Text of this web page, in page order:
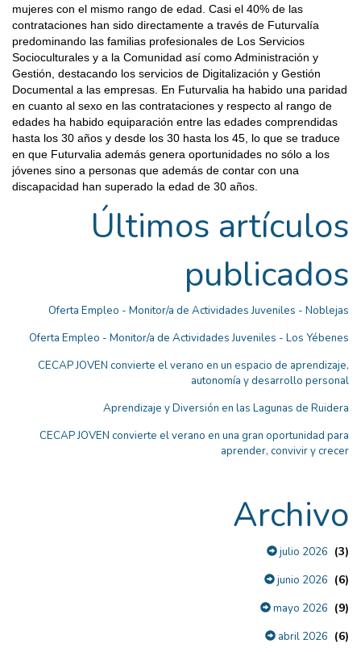
mujeres con el mismo rango de edad. Casi el 40% de las
contrataciones han sido directamente a través de Futurvalía
predominando las familias profesionales de Los Servicios
Socioculturales y a la Comunidad así como Administración y
Gestión, destacando los servicios de Digitalización y Gestión
Documental a las empresas. En Futurvalia ha habido una paridad
en cuanto al sexo en las contrataciones y respecto al rango de
edades ha habido equiparación entre las edades comprendidas
hasta los 30 años y desde los 30 hasta los 45, lo que se traduce
en que Futurvalia además genera oportunidades no sólo a los
jóvenes sino a personas que además de contar con una
discapacidad han superado la edad de 30 años.
Últimos artículos
publicados
Oferta Empleo - Monitor/a de Actividades Juveniles - Noblejas
Oferta Empleo - Monitor/a de Actividades Juveniles - Los Yébenes
CECAP JOVEN convierte el verano en un espacio de aprendizaje,
autonomía y desarrollo personal
Aprendizaje y Diversión en las Lagunas de Ruidera
CECAP JOVEN convierte el verano en una gran oportunidad para
aprender, convivir y crecer
Archivo
julio 2026 (3)
junio 2026 (6)
mayo 2026 (9)
abril 2026 (6)